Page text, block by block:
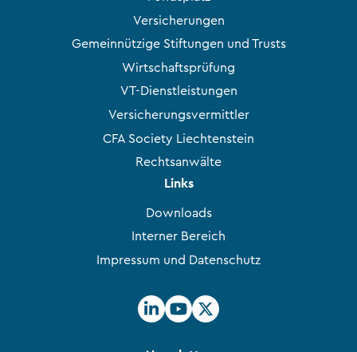
Versicherungen
Gemeinnützige Stiftungen und Trusts
Wirtschaftsprüfung
VT-Dienstleistungen
Versicherungsvermittler
CFA Society Liechtenstein
Rechtsanwälte
Links
Downloads
Interner Bereich
Impressum und Datenschutz